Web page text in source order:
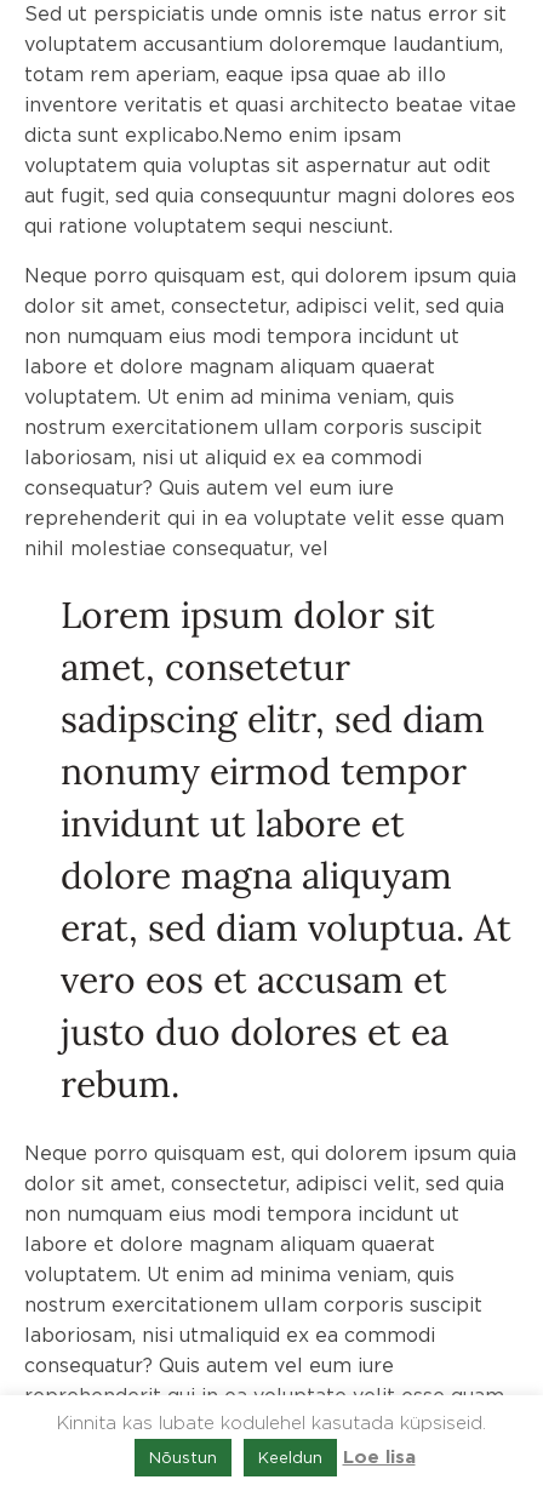
Sed ut perspiciatis unde omnis iste natus error sit
voluptatem accusantium doloremque laudantium,
totam rem aperiam, eaque ipsa quae ab illo
inventore veritatis et quasi architecto beatae vitae
dicta sunt explicabo.Nemo enim ipsam
voluptatem quia voluptas sit aspernatur aut odit
aut fugit, sed quia consequuntur magni dolores eos
qui ratione voluptatem sequi nesciunt.
Neque porro quisquam est, qui dolorem ipsum quia
dolor sit amet, consectetur, adipisci velit, sed quia
non numquam eius modi tempora incidunt ut
labore et dolore magnam aliquam quaerat
voluptatem. Ut enim ad minima veniam, quis
nostrum exercitationem ullam corporis suscipit
laboriosam, nisi ut aliquid ex ea commodi
consequatur? Quis autem vel eum iure
reprehenderit qui in ea voluptate velit esse quam
nihil molestiae consequatur, vel
Lorem ipsum dolor sit
amet, consetetur
sadipscing elitr, sed diam
nonumy eirmod tempor
invidunt ut labore et
dolore magna aliquyam
erat, sed diam voluptua. At
vero eos et accusam et
justo duo dolores et ea
rebum.
Neque porro quisquam est, qui dolorem ipsum quia
dolor sit amet, consectetur, adipisci velit, sed quia
non numquam eius modi tempora incidunt ut
labore et dolore magnam aliquam quaerat
voluptatem. Ut enim ad minima veniam, quis
nostrum exercitationem ullam corporis suscipit
laboriosam, nisi utmaliquid ex ea commodi
consequatur? Quis autem vel eum iure
reprehenderit qui in ea voluptate velit esse quam
nihil molestiae consequatur. Sed ut perspiciatis
unde omnis iste natus error sit voluptatem
Kinnita kas lubate kodulehel kasutada küpsiseid.
Nõustun Keeldun Loe lisa